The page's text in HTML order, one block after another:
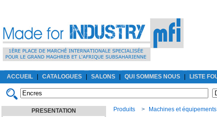
ACCUEIL CATALOGUES SALONS QUI SOMMES NOUS LISTE
PRESENTATION Produits > Machines et équipements